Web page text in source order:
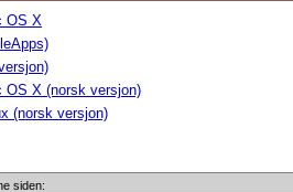
OS X
OS X (norsk versjon)
(norsk versjon)
siden: